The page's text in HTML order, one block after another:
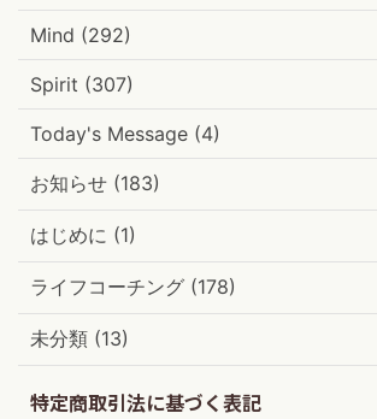
Mind (292)
Spirit (307)
Today's Message (4)
お知らせ (183)
はじめに (1)
ライフコーチング (178)
未分類 (13)
特定商取引法に基づく表記